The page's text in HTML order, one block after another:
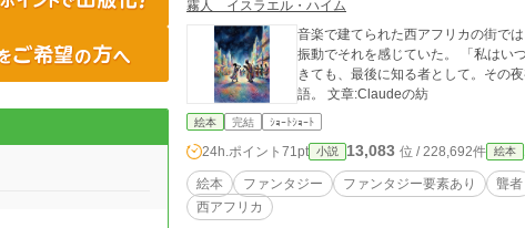
霧人 イスラエル・ハイム
音楽で建てられた西アフリカの街で
振動でそれを感じていた。 「私はい
きても、最後に知る者として。その
語。 文章:Claudeの紡
絵本 完結 ｼｮｰﾄｼｮｰﾄ
24h.ポイント 71pt 小説 13,083 位 / 228,692件 絵本
絵本 ファンタジー ファンタジー要素あり 聾者
西アフリカ